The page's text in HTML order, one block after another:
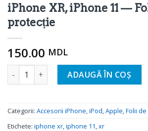
iPhone XR, iPhone 11 —
protecție
150.00 MDL
Cantitate iPhone XR, iPhone 11 -
ADAUGĂ ÎN COȘ
Categorii: Accesorii iPhone, iPod,Apple,Folii
Etichete: iphone xr,iphone 11,xr